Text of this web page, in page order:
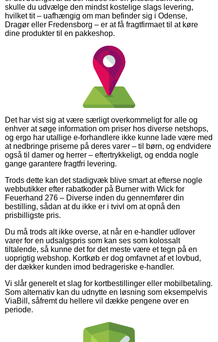
skulle du udvælge den mindst kostelige slags levering,
hvilket tit – uafhængig om man befinder sig i Odense,
Dragør eller Fredensborg – er at få fragtfirmaet til at køre
dine produkter til en pakkeshop.
Det har vist sig at være særligt overkommeligt for alle og
enhver at søge information om priser hos diverse netshops,
og ergo har utallige e-forhandlere ikke kunne lade være med
at nedbringe priserne på deres varer – til børn, og endvidere
også til damer og herrer – eftertrykkeligt, og endda nogle
gange garantere fragtfri levering.
Trods dette kan det stadigvæk blive smart at efterse nogle
webbutikker efter rabatkoder på Burner with Wick for
Feuerhand 276 – Diverse inden du gennemfører din
bestilling, sådan at du ikke er i tvivl om at opnå den
prisbilligste pris.
Du må trods alt ikke overse, at når en e-handler udlover
varer for en udsalgspris som kan ses som kolossalt
tiltalende, så kunne det for det meste være et tegn på en
uoprigtig webshop. Kortkøb er dog omfavnet af et lovbud,
der dækker kunden imod bedrageriske e-handler.
Vi slår generelt et slag for kortbestillinger eller mobilbetaling.
Som alternativ kan du udnytte en løsning som eksempelvis
ViaBill, såfremt du hellere vil dække pengene over en
periode.